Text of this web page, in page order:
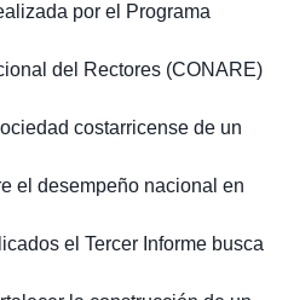
por el Programa
del Rectores (CONARE)
costarricense de un
el desempeño nacional en
el Tercer Informe busca